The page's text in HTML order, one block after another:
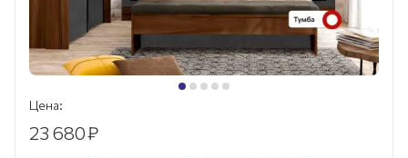
Цена:
23 680₽